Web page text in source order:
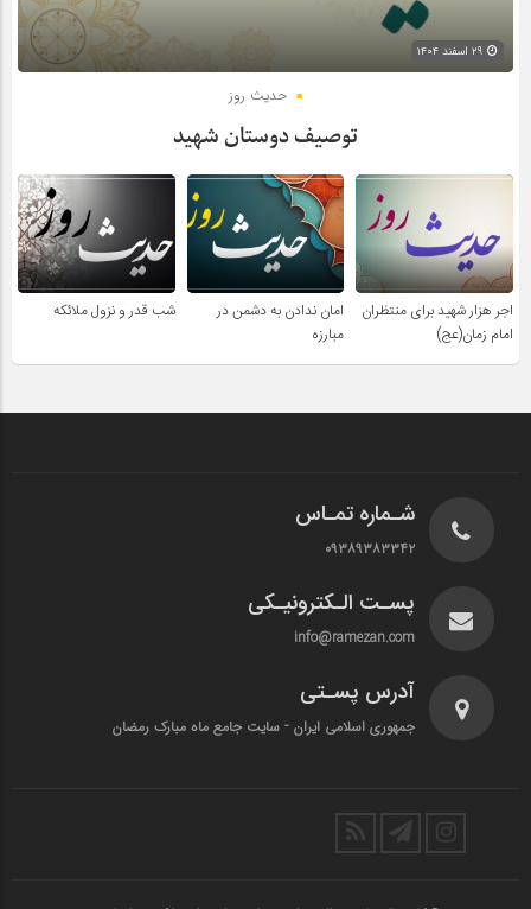
حدیث روز
توصیف دوستان شهید
اجر هزار شهید برای منتظران
امام زمان(عج)
امان ندادن به دشمن در
مبارزه
شب قدر و نزول ملائکه
شـماره تمـاس
۰۹۳۸۹۳۸۳۳۴۲
پسـت الـکترونیـکی
info@ramezan.com
آدرس پسـتی
جمهوری اسلامی ایران - سایت جامع ماه مبارک رمضان